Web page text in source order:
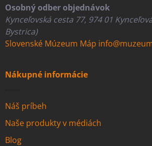
Osobný odber objednávok
Kynceľovská cesta 77, 974 01
Bystrica)
Slovenské Múzeum Máp
Nákupné informácie
Náš príbeh
Naše produkty v médiách
Blog